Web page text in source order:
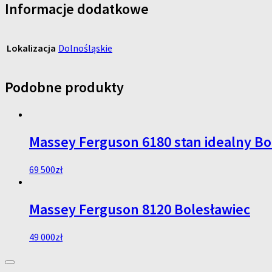
Informacje dodatkowe
Lokalizacja Dolnośląskie
Podobne produkty
Massey Ferguson 6180 stan idealny
69 500zł
Massey Ferguson 8120 Bolesławiec
49 000zł